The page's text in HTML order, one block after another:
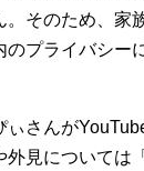
。そのため、家
のプライバシー
ぃさんが
外見については